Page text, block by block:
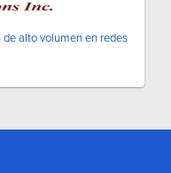
alto volumen en redes